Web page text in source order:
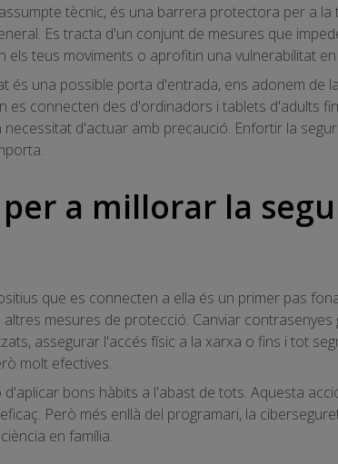
tècnic, és una barrera protectora per a la
Es tracta d'un conjunt de mesures que
els teus moviments o aprofitin una vulnerabilitat
és una possible porta d'entrada, ens adonem de
es connecten des d'ordinadors i tablets d'adults
d'actuar amb precaució. Enfortir la
a millorar la
que es connecten a ella és un primer pas
mesures de protecció. Canviar
assegurar l'accés físic a la xarxa o fins i tot
molt efectives.
bons hàbits a l'abast de tots. Aquesta
Però més enllà del programari, la
en família.